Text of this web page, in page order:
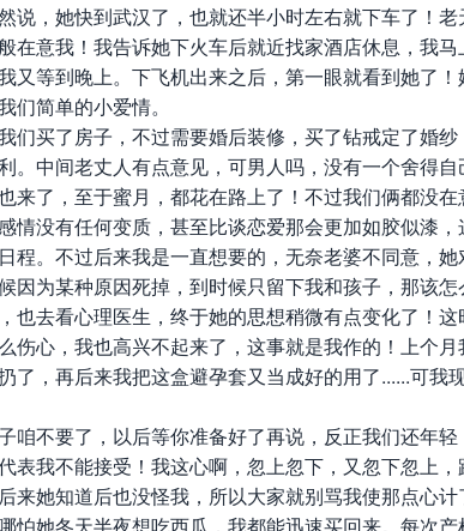
，她快到武汉了，也就还半小时左右就下车了！老
我！我告诉她下火车后就近找家酒店休息，我马
等到晚上。下飞机出来之后，第一眼就看到她了
简单的小爱情。
了房子，不过需要婚后装修，买了钻戒定了婚纱
中间老丈人有点意见，可男人吗，没有一个舍得
了，至于蜜月，都花在路上了！不过我们俩都没在
没有任何变质，甚至比谈恋爱那会更加如胶似漆
。不过后来我是一直想要的，无奈老婆不同意，
为某种原因死掉，到时候只留下我和孩子，那该怎
看心理医生，终于她的思想稍微有点变化了！
心，我也高兴不起来了，这事就是我作的！上个
，再后来我把这盒避孕套又当成好的用了......可
要了，以后等你准备好了再说，反正我们还年
我不能接受！我这心啊，忽上忽下，又忽下忽上
她知道后也没怪我，所以大家就别骂我使那点心计